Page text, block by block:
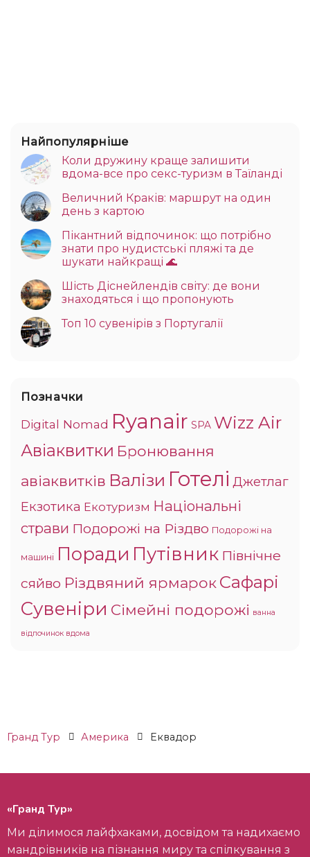
Найпопулярніше
Коли дружину краще залишити
вдома-все про секс-туризм в Таїланді
Величний Краків: маршрут на один
день з картою
Пікантний відпочинок: що потрібно
знати про нудистські пляжі та де
шукати найкращі 🌊
Шість Діснейлендів світу: де вони
знаходяться і що пропонують
Топ 10 сувенірів з Португалії
Позначки
Digital Nomad Ryanair SPA Wizz Air
Авіаквитки Бронювання
авіаквитків Валізи Готелі Джетлаг
Екзотика Екотуризм Національні
страви Подорожі на Різдво Подорожі на
машині Поради Путівник Північне
сяйво Різдвяний ярмарокСафарі
Сувеніри Сімейні подорожі ванна
відпочинок вдома
Гранд Тур Америка Еквадор
«Гранд Тур»
Ми ділимося лайфхаками, досвідом та надихаємо
мандрівників на пізнання миру та спілкування з